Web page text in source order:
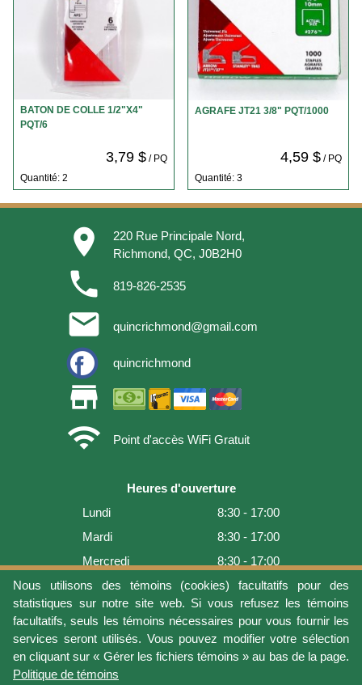
Nous utilisons des témoins (cookies) facultatifs pour des
statistiques sur notre site web. Si vous refusez les témoins
facultatifs, seuls les témoins nécessaires pour vous fournir les
services seront utilisés. Vous pouvez modifier votre sélection
en cliquant sur « Gérer les fichiers témoins » au bas de la page.
Politique de témoins
BATON DE COLLE 1/2"X4"
PQT/6
3,79 $/ PQ
Quantité: 2
AGRAFE JT21 3/8" PQT/1000
4,59 $/ PQ
Quantité: 3
place
220 Rue Principale Nord,
Richmond, QC, J0B2H0
phone 819-826-2535
email quincrichmond@gmail.com
quincrichmond
store
wifi
Point d'accès WiFi Gratuit
Heures d'ouverture
Lundi
8:30 - 17:00
Mardi
8:30 - 17:00
Mercredi
8:30 - 17:00
Jeudi
8:30 - 17:00
Vendredi
8:30 - 17:00
Samedi
9:00 - 16:00
Dimanche
Fermé